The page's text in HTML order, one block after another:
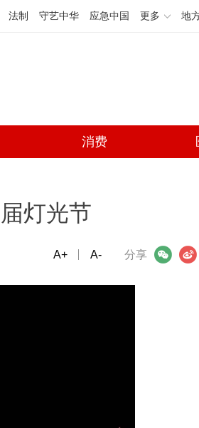
法制 守艺中华 应急中国 更多 地
消费
灯光节
分享
微信 微博
A+ A-